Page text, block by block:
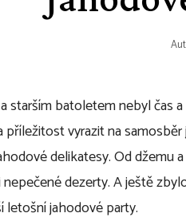
starším batoletem nebyl čas
vyrazit na
delikatesy. Od džemu
dezerty. A ještě
jahodové party.